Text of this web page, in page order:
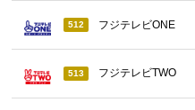
512 フジテレビONE
513 フジテレビTWO